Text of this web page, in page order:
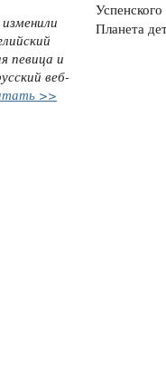
певица и
веб-
>>
Планета